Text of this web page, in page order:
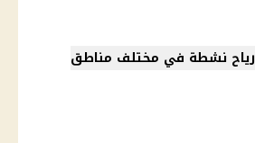
رياح نشطة في مختلف مناطق